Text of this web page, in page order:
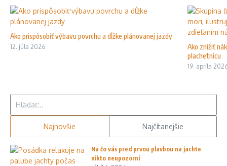
Ako prispôsobiť výbavu povrchu a dĺžke plánovanej jazdy
12. júla 2026
Ako znížiť
plachetnicu
19. apríla
Najnovšie Najčítanejšie
Na čo vás pred prvou plavbou na jachte
nikto neupozorní